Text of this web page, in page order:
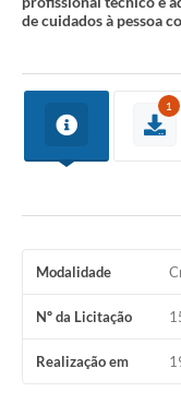
de cuidados à pessoa
1
Modalidade
Nº da Licitação
Realização em